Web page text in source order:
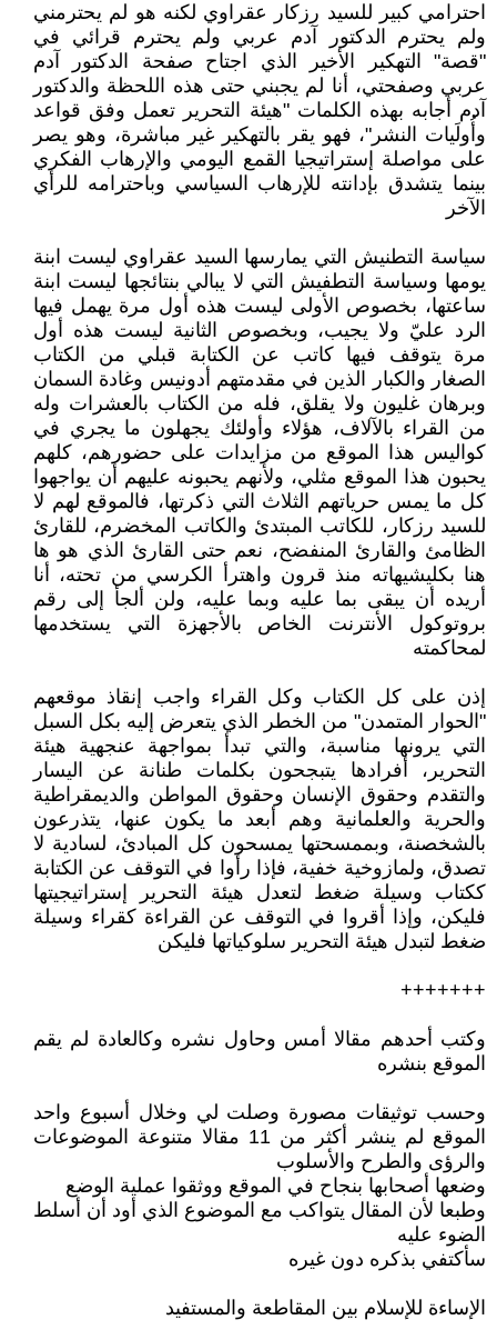
احترامي كبير للسيد رزكار عقراوي لكنه هو لم يحترمني
ولم يحترم الدكتور آدم عربي ولم يحترم قرائي في
"قصة" التهكير الأخير الذي اجتاح صفحة الدكتور آدم
عربي وصفحتي، أنا لم يجبني حتى هذه اللحظة والدكتور
آدم أجابه بهذه الكلمات "هيئة التحرير تعمل وفق قواعد
وأُولَيات النشر"، فهو يقر بالتهكير غير مباشرة، وهو يصر
على مواصلة إستراتيجيا القمع اليومي والإرهاب الفكري
بينما يتشدق بإدانته للإرهاب السياسي وباحترامه للرأي
الآخر
سياسة التطنيش التي يمارسها السيد عقراوي ليست ابنة
يومها وسياسة التطفيش التي لا يبالي بنتائجها ليست ابنة
ساعتها، بخصوص الأولى ليست هذه أول مرة يهمل فيها
الرد عليّ ولا يجيب، وبخصوص الثانية ليست هذه أول
مرة يتوقف فيها كاتب عن الكتابة قبلي من الكتاب
الصغار والكبار الذين في مقدمتهم أدونيس وغادة السمان
وبرهان غليون ولا يقلق، فله من الكتاب بالعشرات وله
من القراء بالآلاف، هؤلاء وأولئك يجهلون ما يجري في
كواليس هذا الموقع من مزايدات على حضورهم، كلهم
يحبون هذا الموقع مثلي، ولأنهم يحبونه عليهم أن يواجهوا
كل ما يمس حرياتهم الثلاث التي ذكرتها، فالموقع لهم لا
للسيد رزكار، للكاتب المبتدئ والكاتب المخضرم، للقارئ
الظامئ والقارئ المنفضح، نعم حتى القارئ الذي هو ها
هنا بكليشيهاته منذ قرون واهترأ الكرسي من تحته، أنا
أريده أن يبقى بما عليه وبما عليه، ولن ألجأ إلى رقم
بروتوكول الأنترنت الخاص بالأجهزة التي يستخدمها
لمحاكمته
إذن على كل الكتاب وكل القراء واجب إنقاذ موقعهم
"الحوار المتمدن" من الخطر الذي يتعرض إليه بكل السبل
التي يرونها مناسبة، والتي تبدأ بمواجهة عنجهية هيئة
التحرير، أفرادها يتبجحون بكلمات طنانة عن اليسار
والتقدم وحقوق الإنسان وحقوق المواطن والديمقراطية
والحرية والعلمانية وهم أبعد ما يكون عنها، يتذرعون
بالشخصنة، وبممسحتها يمسحون كل المبادئ، لسادية لا
تصدق، ولمازوخية خفية، فإذا رأوا في التوقف عن الكتابة
ككتاب وسيلة ضغط لتعدل هيئة التحرير إستراتيجيتها
فليكن، وإذا أقروا في التوقف عن القراءة كقراء وسيلة
ضغط لتبدل هيئة التحرير سلوكياتها فليكن
+++++++
وكتب أحدهم مقالا أمس وحاول نشره وكالعادة لم يقم
الموقع بنشره
وحسب توثيقات مصورة وصلت لي وخلال أسبوع واحد
الموقع لم ينشر أكثر من 11 مقالا متنوعة الموضوعات
والرؤى والطرح والأسلوب
وضعها أصحابها بنجاح في الموقع ووثقوا عملية الوضع
وطبعا لأن المقال يتواكب مع الموضوع الذي أود أن أسلط
الضوء عليه
سأكتفي بذكره دون غيره
الإساءة للإسلام بين المقاطعة والمستفيد